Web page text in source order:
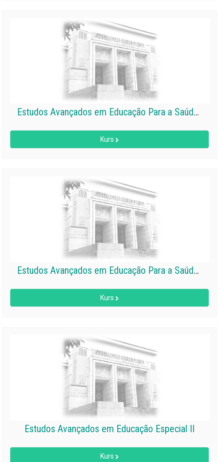
Estudos Avançados em Educação Para a Saúde II
Kurs
Estudos Avançados em Educação Para a Saúde I
Kurs
Estudos Avançados em Educação Especial II
Kurs